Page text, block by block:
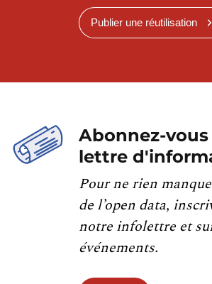
Publier une réutilisation
Abonnez-
lettre
Pour ne rien
de l’open data,
notre infolettre et
événements.